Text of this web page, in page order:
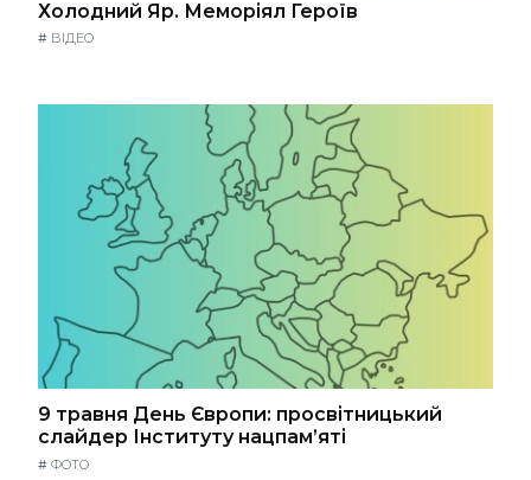
Холодний Яр. Меморіял Героїв
# ВІДЕО
9 травня День Європи: просвітницький
слайдер Інституту нацпам’яті
# ФОТО